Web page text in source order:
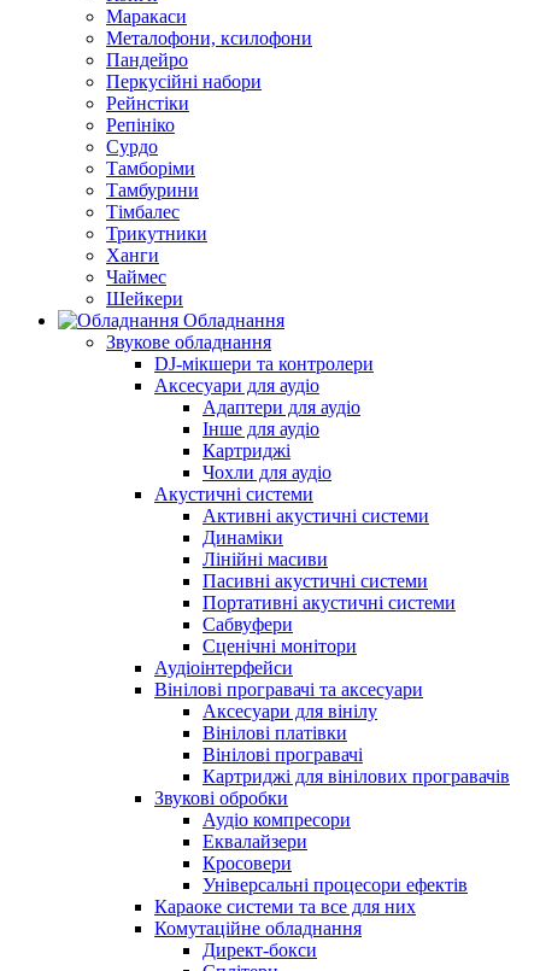
Маракаси
Металофони, ксилофони
Пандейро
Перкусійні набори
Рейнстіки
Репініко
Сурдо
Тамборіми
Тамбурини
Тімбалес
Трикутники
Ханги
Чаймес
Шейкери
Обладнання
Звукове обладнання
DJ-мікшери та контролери
Аксесуари для аудіо
Адаптери для аудіо
Інше для аудіо
Картриджі
Чохли для аудіо
Акустичні системи
Активні акустичні системи
Динаміки
Лінійні масиви
Пасивні акустичні системи
Портативні акустичні системи
Сабвуфери
Сценічні монітори
Аудіоінтерфейси
Вінілові програвачі та аксесуари
Аксесуари для вінілу
Вінілові платівки
Вінілові програвачі
Картриджі для вінілових програвачів
Звукові обробки
Аудіо компресори
Еквалайзери
Кросовери
Універсальні процесори ефектів
Караоке системи та все для них
Комутаційне обладнання
Директ-бокси